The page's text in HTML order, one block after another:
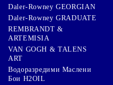
Daler-Rowney GEORGIAN
Daler-Rowney GRADUATE
REMBRANDT &
ARTEMISIA
VAN GOGH & TALENS
ART
Водоразредими Маслени
Бои H2OIL